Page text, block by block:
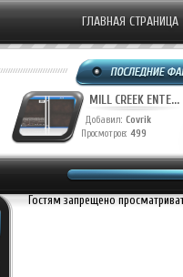
ГЛАВНАЯ СТРАНИЦА
MILL CREEK ENTE...
Добавил: Covrik
Просмотров: 499
Гостям запрещено